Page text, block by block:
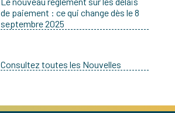
de paiement : ce qui change dès le 8
septembre 2025
Consultez toutes les Nouvelles